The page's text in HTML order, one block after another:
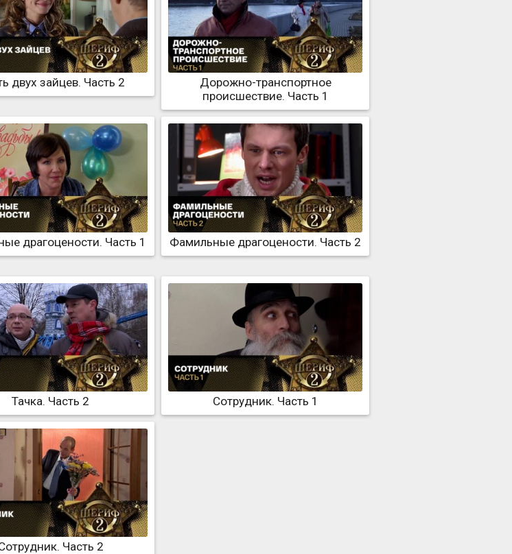
двух зайцев. Часть 2
Дорожно-транспортное
происшествие. Часть 1
драгоцености. Часть 1 Фамильные драгоцености. Часть 2
Тачка. Часть 2 Сотрудник. Часть 1
Часть 2